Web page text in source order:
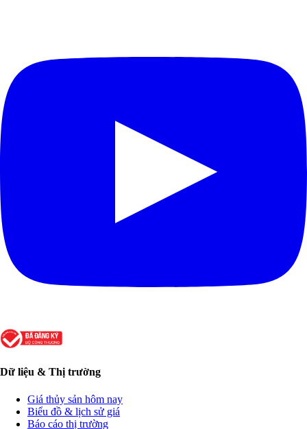
Dữ liệu & Thị trường
Giá thủy sản hôm nay
Biểu đồ & lịch sử giá
Báo cáo thị trường